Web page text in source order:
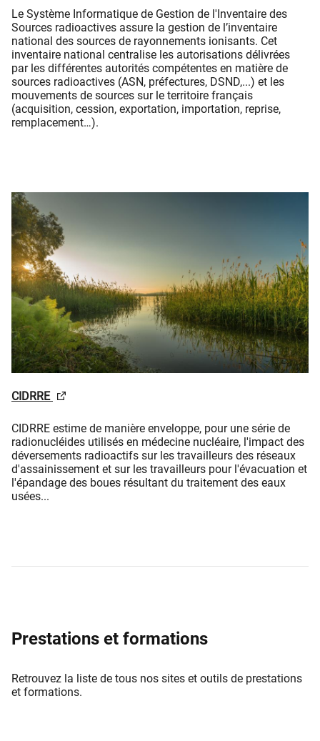
Le Système Informatique de Gestion de l'Inventaire des
Sources radioactives assure la gestion de l’inventaire
national des sources de rayonnements ionisants. Cet
inventaire national centralise les autorisations délivrées
par les différentes autorités compétentes en matière de
sources radioactives (ASN, préfectures, DSND,...) et les
mouvements de sources sur le territoire français
(acquisition, cession, exportation, importation, reprise,
remplacement…).
CIDRRE
CIDRRE estime de manière enveloppe, pour une série de
radionucléides utilisés en médecine nucléaire, l'impact des
déversements radioactifs sur les travailleurs des réseaux
d'assainissement et sur les travailleurs pour l'évacuation et
l'épandage des boues résultant du traitement des eaux
usées...
Prestations et formations
Retrouvez la liste de tous nos sites et outils de prestations
et formations.